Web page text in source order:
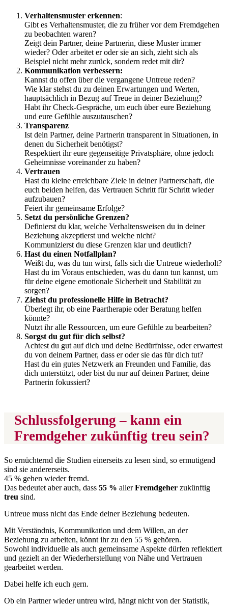
Verhaltensmuster erkennen:
Gibt es Verhaltensmuster, die zu früher vor dem Fremdgehen
zu beobachten waren?
Zeigt dein Partner, deine Partnerin, diese Muster immer
wieder? Oder arbeitet er oder sie an sich, zieht sich als
Beispiel nicht mehr zurück, sondern redet mit dir?
Kommunikation verbessern:
Kannst du offen über die vergangene Untreue reden?
Wie klar stehst du zu deinen Erwartungen und Werten,
hauptsächlich in Bezug auf Treue in deiner Beziehung?
Habt ihr Check-Gespräche, um euch über eure Beziehung
und eure Gefühle auszutauschen?
Transparenz
Ist dein Partner, deine Partnerin transparent in Situationen, in
denen du Sicherheit benötigst?
Respektiert ihr eure gegenseitige Privatsphäre, ohne jedoch
Geheimnisse voreinander zu haben?
Vertrauen
Hast du kleine erreichbare Ziele in deiner Partnerschaft, die
euch beiden helfen, das Vertrauen Schritt für Schritt wieder
aufzubauen?
Feiert ihr gemeinsame Erfolge?
Setzt du persönliche Grenzen?
Definierst du klar, welche Verhaltensweisen du in deiner
Beziehung akzeptierst und welche nicht?
Kommunizierst du diese Grenzen klar und deutlich?
Hast du einen Notfallplan?
Weißt du, was du tun wirst, falls sich die Untreue wiederholt?
Hast du im Voraus entschieden, was du dann tun kannst, um
für deine eigene emotionale Sicherheit und Stabilität zu
sorgen?
Ziehst du professionelle Hilfe in Betracht?
Überlegt ihr, ob eine Paartherapie oder Beratung helfen
könnte?
Nutzt ihr alle Ressourcen, um eure Gefühle zu bearbeiten?
Sorgst du gut für dich selbst?
Achtest du gut auf dich und deine Bedürfnisse, oder erwartest
du von deinem Partner, dass er oder sie das für dich tut?
Hast du ein gutes Netzwerk an Freunden und Familie, das
dich unterstützt, oder bist du nur auf deinen Partner, deine
Partnerin fokussiert?
Schlussfolgerung – kann ein
Fremdgeher zukünftig treu sein?
So ernüchternd die Studien einerseits zu lesen sind, so ermutigend
sind sie andererseits.
45 % gehen wieder fremd.
Das bedeutet aber auch, dass 55 % allerFremdgeher zukünftig
treu sind.
Untreue muss nicht das Ende deiner Beziehung bedeuten.
Mit Verständnis, Kommunikation und dem Willen, an der
Beziehung zu arbeiten, könnt ihr zu den 55 % gehören.
Sowohl individuelle als auch gemeinsame Aspekte dürfen reflektiert
und gezielt an der Wiederherstellung von Nähe und Vertrauen
gearbeitet werden.
Dabei helfe ich euch gern.
Ob ein Partner wieder untreu wird, hängt nicht von der Statistik,